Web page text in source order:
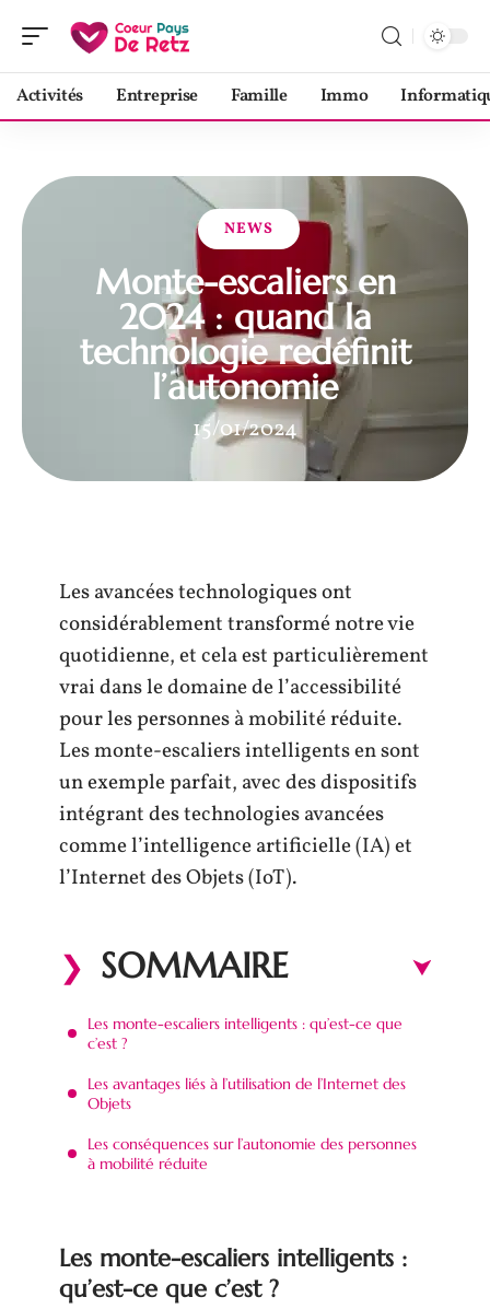
Activités Entreprise Famille Immo
NEWS
Monte-escaliers en
2024 : quand la
technologie redéfinit
l’autonomie
15/01/2024
Les avancées technologiques ont
considérablement transformé notre vie
quotidienne, et cela est particulièrement
vrai dans le domaine de l’accessibilité
pour les personnes à mobilité réduite.
Les monte-escaliers intelligents en sont
un exemple parfait, avec des dispositifs
intégrant des technologies avancées
comme l’intelligence artificielle (IA) et
l’Internet des Objets (IoT).
SOMMAIRE
Les monte-escaliers intelligents : qu’est-ce que
c’est ?
Les avantages liés à l’utilisation de l’Internet des
Objets
Les conséquences sur l’autonomie des personnes
à mobilité réduite
Les monte-escaliers intelligents :
qu’est-ce que c’est ?